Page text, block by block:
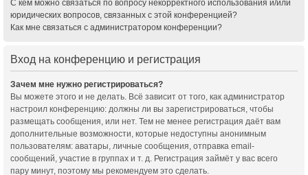
С кем можно связаться по вопросу некорректного использования и/или
юридических вопросов, связанных с этой конференцией?
Как мне связаться с администратором конференции?
Вход на конференцию и регистрация
Зачем мне нужно регистрироваться?
Вы можете этого и не делать. Всё зависит от того, как администратор
настроил конференцию: должны ли вы зарегистрироваться, чтобы
размещать сообщения, или нет. Тем не менее регистрация даёт вам
дополнительные возможности, которые недоступны анонимным
пользователям: аватары, личные сообщения, отправка email-
сообщений, участие в группах и т. д. Регистрация займёт у вас всего
пару минут, поэтому мы рекомендуем это сделать.